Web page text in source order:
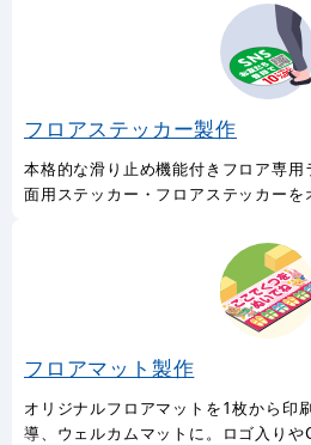
フロアステッカー製作
本格的な滑り止め機能付きフロア専
面用ステッカー・フロアステッカーを
フロアマット製作
オリジナルフロアマットを1枚から印
導、ウェルカムマットに。ロゴ入りや